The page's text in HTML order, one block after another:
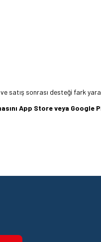
satış sonrası desteği fark
App Store veya Google